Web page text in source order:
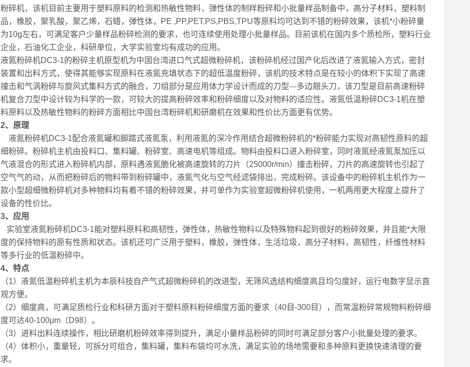
粉碎机，该机目前主要用于塑料原料的检测和热敏性物料，弹性体的制样粉碎和小批量样品制备中，高分子材料，塑料制
品，橡胶，聚乳酸，聚乙烯，石蜡，弹性体，PE ,PP,PET,PS,PBS,TPU等原料均可达到不错的粉碎效果，该机*小粉碎量
为10g左右，可满足客户少量样品粉碎检测的要求，也可连续使用处理小批量样品。目前该机在国内多个质检所，塑料行业
企业，石油化工企业，科研单位，大学实验室均有成功的应用。
液氮粉碎机DC3-1的粉碎主机原型机为中国台湾进口气式超微粉碎机，该粉碎机经过国产化后改进了液氮输入方式，密封
装置和出料方式，使得其能够实现原料在液氮充填状态下的超低温度粉碎，该机的技术特点是在较小的体积下实现了高速
撞击和气涡粉碎与旋风式集料方式的融合，刀组部分是应用体力学设计而成的刀型---多边翘头刀，该刀型是目前高速粉碎
机复合刀型中设计较为科学的一款，可较大的提高粉碎效率和粉碎细度以及对物料的适应性。液氮低温粉碎DC3-1机在塑
料原料以及热敏性物料的粉碎方面相比中国台湾粉碎机和研磨机在效果和性价比方面更有优势。
2、原理
液氮粉碎机DC3-1配合液氮罐和脚踏式液氮泵，利用液氮的深冷作用结合超微粉碎机的*粉碎能力实现对高韧性原料的超
细粉碎。粉碎机主机由投料口、集料罐、粉碎室、高速电机等组成。物料由投料口进入粉碎室，同时液氮经液氮泵加压以
气液混合的形式进入粉碎机内部，原料遇液氮脆化被高速旋转的刀片（25000r/min）撞击粉碎，刀片的高速旋转也引起了
空气气的动，从而把粉碎后的物料带到粉碎罐中，液氮气化与空气经滤袋排出，完成粉碎。该设备中的粉碎机主机作为一
款小型超细微粉碎机对多种物料均有着不错的粉碎效果，并可单作为实验室超微粉碎机使用，一机两用更大程度上提升了
设备的性价比。
3、应用
实验室液氮粉碎机DC3-1能对塑料原料和高韧性，弹性体，热敏性物料以及特殊物料起到很好的粉碎效果，并且能*大限
度的保持物料的原有性质和状态。该机还可广泛用于塑料，橡胶，弹性体，生活垃圾，高分子材料，高韧性，纤维性材料
等多行业的低温粉碎中。
4、特点
（1）液氮低温粉碎机主机为本辰科技自产气式超微粉碎机的改进型，无筛风选结构细度高且均匀度好，运行电数字显示直
观方便。
（2）细度高，可满足质检行业和科研方面对于塑料原料粉碎细度方面的要求（40目-300目），而常温粉碎常规物料粉碎细
度可达40-100μm（D98）。
（3）进料出料连续操作，相比研磨机粉碎效率得到提升，满足小量样品粉碎的同时可满足部分客户小批量处理的要求。
（4）体积小，重量轻，可拆分可组合，集料罐，集料布袋均可水洗，满足实验的场地需要和多种原料更换快速清理的要
求。